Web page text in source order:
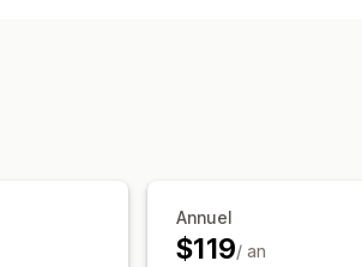
Widget de calendrier
Annuel
$119/ an